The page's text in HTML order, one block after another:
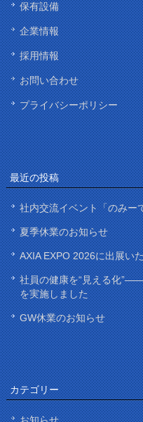
保有設備
企業情報
採用情報
お問い合わせ
プライバシーポリシー
最近の投稿
社内交流イベント「のみー
夏季休業のお知らせ
AXIA EXPO 2026に出展い
社員の健康を“見える化
を実施しました
GW休業のお知らせ
カテゴリー